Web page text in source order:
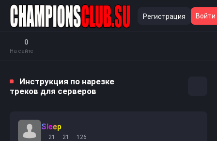
Регистрация Войти
0
На сайте
Инструкция по нарезке
треков для серверов
Sleep
21 21 126